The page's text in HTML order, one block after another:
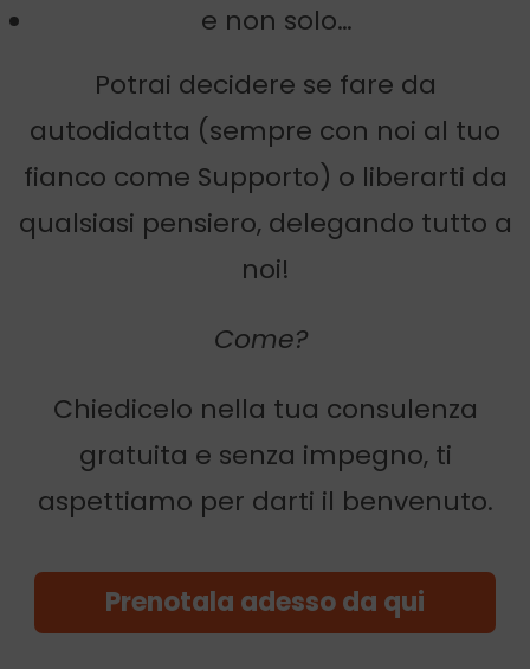
e non solo…
Potrai decidere se fare da
autodidatta (sempre con noi al tuo
fianco come Supporto) o liberarti da
qualsiasi pensiero, delegando tutto a
noi!
Come?
Chiedicelo nella tua consulenza
gratuita e senza impegno, ti
aspettiamo per darti il benvenuto.
Prenotala adesso da qui